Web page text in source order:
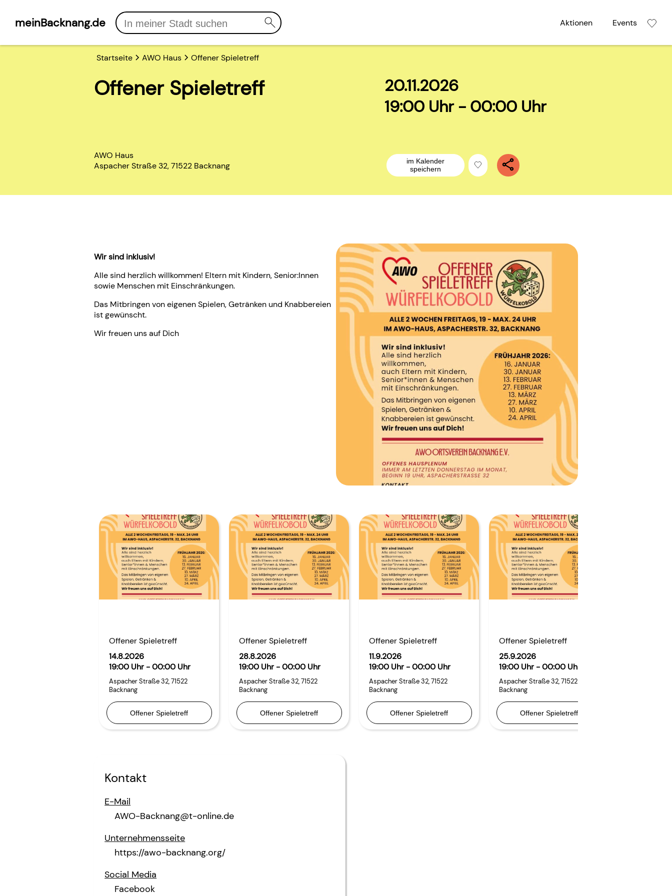
meinBacknang.de Aktionen Events
Startseite AWO Haus Offener Spieletreff
Offener Spieletreff
20.11.2026
19:00 Uhr - 00:00 Uhr
AWO Haus
Aspacher Straße 32, 71522 Backnang
im Kalender
speichern
Wir sind inklusiv!
Alle sind herzlich willkommen! Eltern mit Kindern, Senior:Innen
sowie Menschen mit Einschränkungen.
Das Mitbringen von eigenen Spielen, Getränken und Knabbereien
ist gewünscht.
Wir freuen uns auf Dich
Offener Spieletreff
14.8.2026
19:00 Uhr - 00:00 Uhr
Aspacher Straße 32,71522
Backnang
Offener Spieletreff
Offener Spieletreff
28.8.2026
19:00 Uhr - 00:00 Uhr
Aspacher Straße 32,71522
Backnang
Offener Spieletreff
Offener Spieletreff
11.9.2026
19:00 Uhr - 00:00 Uhr
Aspacher Straße 32,71522
Backnang
Offener Spieletreff
Offener Spieletreff
25.9.2026
19:00 Uhr - 00:00 Uhr
Aspacher Straße 32,71522
Backnang
Offener Spieletreff
Kontakt
E-Mail
AWO-Backnang@t-online.de
Unternehmensseite
https://awo-backnang.org/
Social Media
Facebook